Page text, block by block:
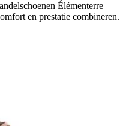
Élémenterre
en prestatie combineren.